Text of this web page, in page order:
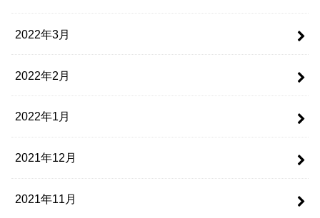
2022年3月
2022年2月
2022年1月
2021年12月
2021年11月